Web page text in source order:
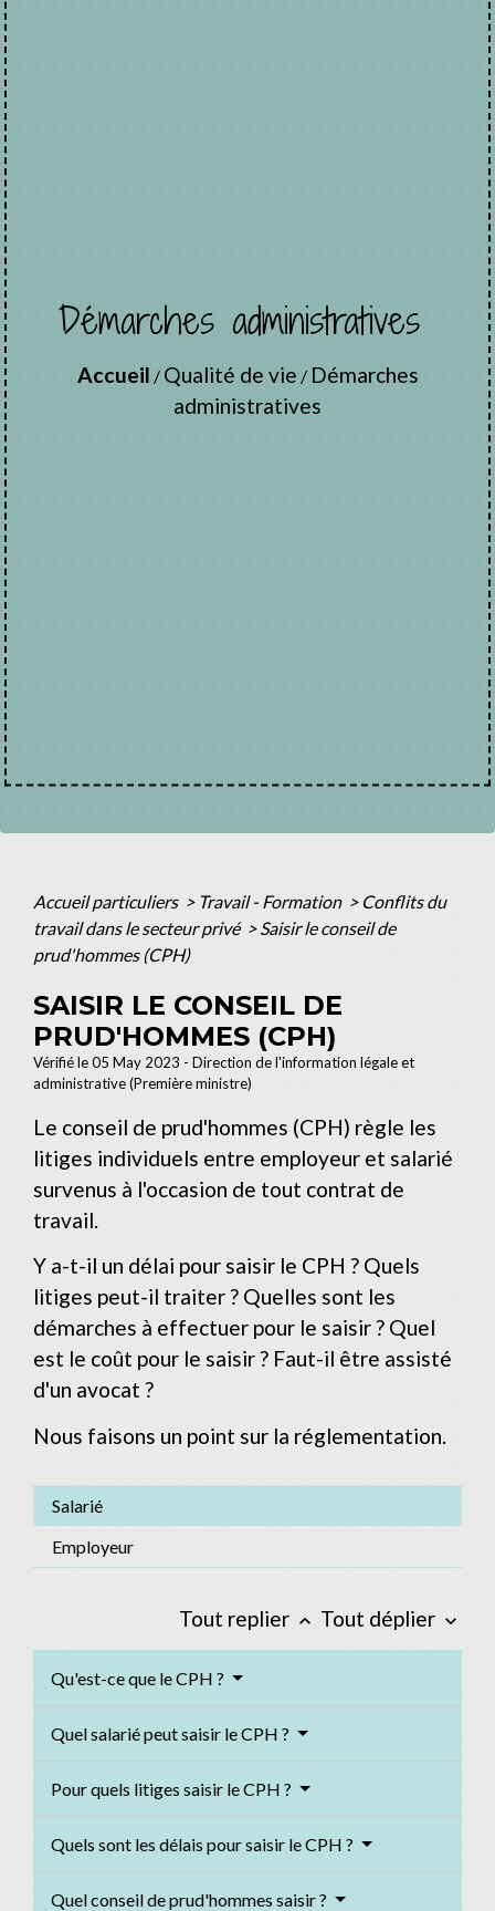
Démarches administratives
Accueil / Qualité de vie / Démarches
administratives
Accueil particuliers > Travail - Formation > Conflits du
travail dans le secteur privé > Saisir le conseil de
prud'hommes (CPH)
SAISIR LE CONSEIL DE
PRUD'HOMMES (CPH)
Vérifié le 05 May 2023 - Direction de l'information légale et
administrative (Première ministre)
Le conseil de prud'hommes (CPH) règle les
litiges individuels entre employeur et salarié
survenus à l'occasion de tout contrat de
travail.
Y a-t-il un délai pour saisir le CPH ? Quels
litiges peut-il traiter ? Quelles sont les
démarches à effectuer pour le saisir ? Quel
est le coût pour le saisir ? Faut-il être assisté
d'un avocat ?
Nous faisons un point sur la réglementation.
Salarié
Employeur
Tout replier keyboard_arrow_up Tout déplier keyboard_arrow_down
Qu'est-ce que le CPH ?
Quel salarié peut saisir le CPH ?
Pour quels litiges saisir le CPH ?
Quels sont les délais pour saisir le CPH ?
Quel conseil de prud'hommes saisir ?